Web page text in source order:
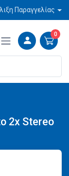
Παραγγελίας
0
2x Stereo